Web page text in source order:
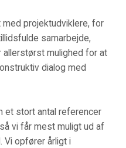
projektudviklere, for
samarbejde,
allerstørst mulighed for at
dialog med
et stort antal referencer
vi får mest muligt ud af
Vi opfører årligt i